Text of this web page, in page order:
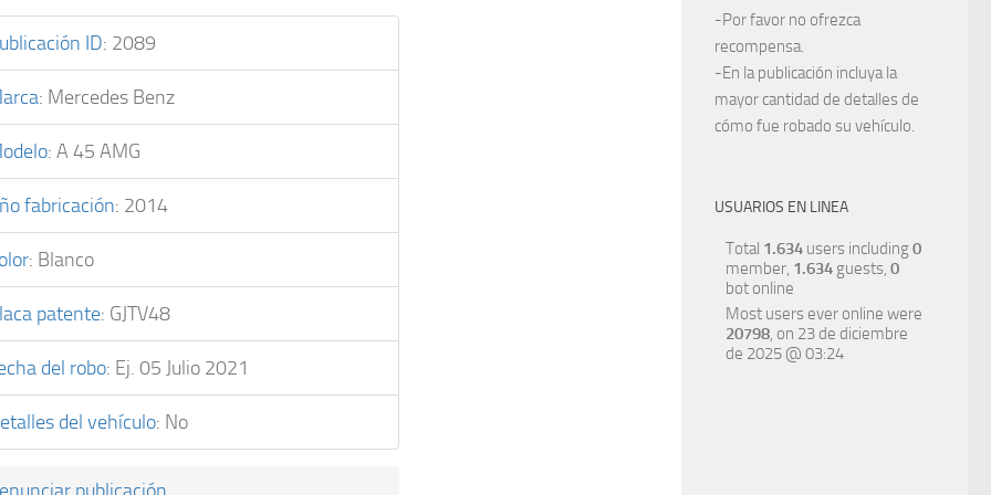
ID: 2089
: Mercedes Benz
: A 45 AMG
fabricación: 2014
: Blanco
patente: GJTV48
del robo: Ej. 05 Julio 2021
del vehículo: No
-Por favor no ofrezca
recompensa.
-En la publicación incluya la
mayor cantidad de detalles de
cómo fue robado su vehículo.
USUARIOS EN LINEA
Total 1.634 users including0
member, 1.634 guests, 0
bot online
Most users ever online were
20798, on 23 de diciembre
de 2025 @ 03:24